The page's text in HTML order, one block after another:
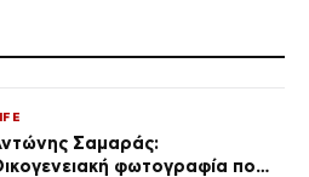
Σαμαράς:
φωτογραφία που